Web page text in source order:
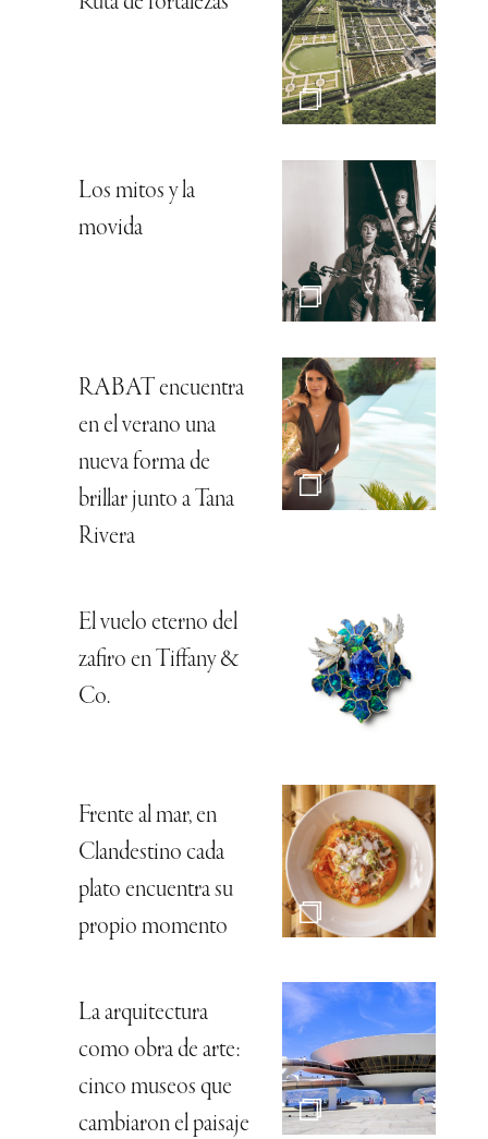
Los mitos y la
movida
RABAT encuentra
en el verano una
nueva forma de
brillar junto a Tana
Rivera
El vuelo eterno del
zafiro en Tiffany &
Co.
Frente al mar, en
Clandestino cada
plato encuentra su
propio momento
La arquitectura
como obra de arte:
cinco museos que
cambiaron el paisaje